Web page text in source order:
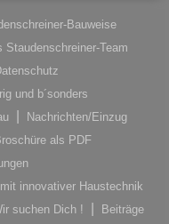
Bauweise
Staudenschreiner-Team
und b´sonders
Nachrichten/Einzug
als PDF
innovativer Haustechnik
suchen Dich !
Beiträge